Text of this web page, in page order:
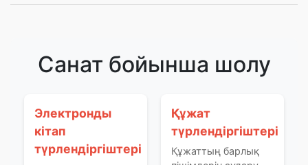
Санат бойынша шолу
Электронды
кітап
түрлендіргіштері
Құжат
түрлендіргіштері
Құжаттың барлық